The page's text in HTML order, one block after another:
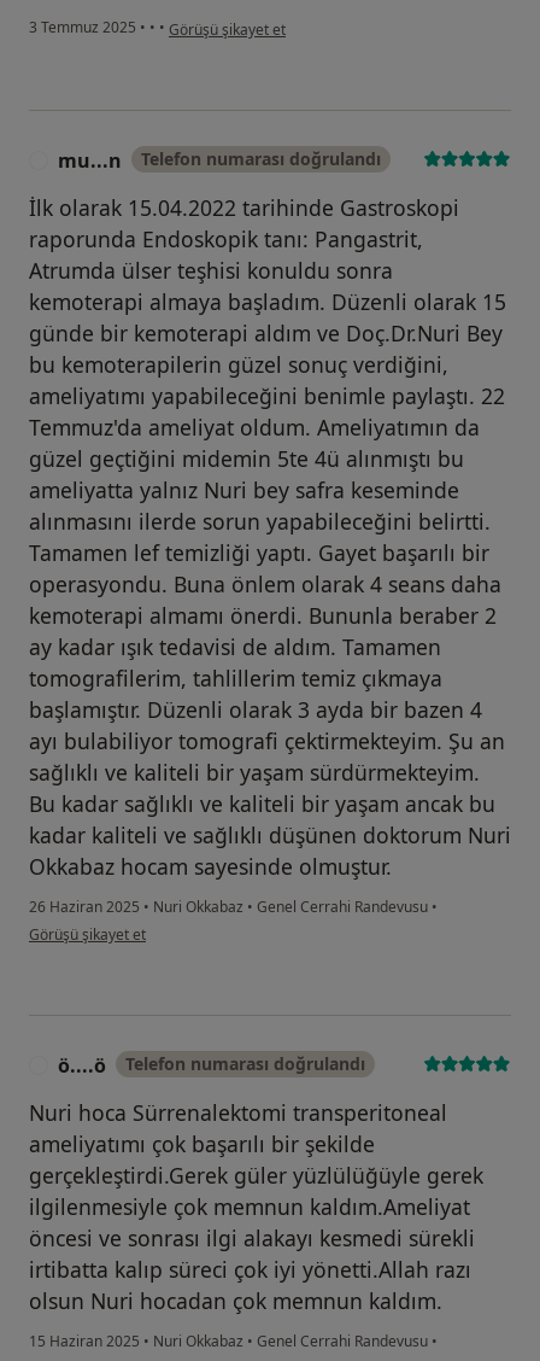
3 Temmuz 2025 • • • kullanıcının görüşüne göre f....ç
Görüşü şikayet et
mu...n Telefon numarası doğrulandı
İlk olarak 15.04.2022 tarihinde Gastroskopi
raporunda Endoskopik tanı: Pangastrit,
Atrumda ülser teşhisi konuldu sonra
kemoterapi almaya başladım. Düzenli olarak 15
günde bir kemoterapi aldım ve Doç.Dr.Nuri Bey
bu kemoterapilerin güzel sonuç verdiğini,
ameliyatımı yapabileceğini benimle paylaştı. 22
Temmuz'da ameliyat oldum. Ameliyatımın da
güzel geçtiğini midemin 5te 4ü alınmıştı bu
ameliyatta yalnız Nuri bey safra keseminde
alınmasını ilerde sorun yapabileceğini belirtti.
Tamamen lef temizliği yaptı. Gayet başarılı bir
operasyondu. Buna önlem olarak 4 seans daha
kemoterapi almamı önerdi. Bununla beraber 2
ay kadar ışık tedavisi de aldım. Tamamen
tomografilerim, tahlillerim temiz çıkmaya
başlamıştır. Düzenli olarak 3 ayda bir bazen 4
ayı bulabiliyor tomografi çektirmekteyim. Şu an
sağlıklı ve kaliteli bir yaşam sürdürmekteyim.
Bu kadar sağlıklı ve kaliteli bir yaşam ancak bu
kadar kaliteli ve sağlıklı düşünen doktorum Nuri
Okkabaz hocam sayesinde olmuştur.
26 Haziran 2025 • Nuri Okkabaz • Genel Cerrahi Randevusu •
kullanıcının görüşüne göre mu...n
Görüşü şikayet et
ö....ö Telefon numarası doğrulandı
Nuri hoca Sürrenalektomi transperitoneal
ameliyatımı çok başarılı bir şekilde
gerçekleştirdi.Gerek güler yüzlülüğüyle gerek
ilgilenmesiyle çok memnun kaldım.Ameliyat
öncesi ve sonrası ilgi alakayı kesmedi sürekli
irtibatta kalıp süreci çok iyi yönetti.Allah razı
olsun Nuri hocadan çok memnun kaldım.
15 Haziran 2025 • Nuri Okkabaz • Genel Cerrahi Randevusu •